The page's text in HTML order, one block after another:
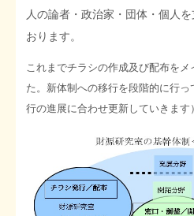
シン財源はあなたです／合同誌／旧
マネクリ戦士 RED & BLACK
STOPインボイス作品集
会計報告
会計報告
人の論者・政治家・団体・個人
おります。
これまでチラシの作成及び配布を
た。新体制への移行を段階的に行
行の進展に合わせ更新していきます）